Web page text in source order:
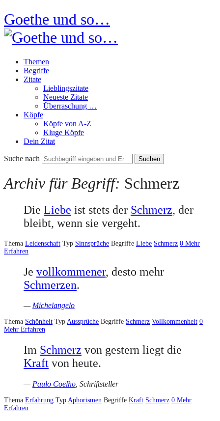
Goethe und so…
Themen
Begriffe
Zitate
Lieblingszitate
Neueste Zitate
Überraschung …
Köpfe
Köpfe von A-Z
Kluge Köpfe
Dein Zitat
Suche nach
Archiv für Begriff: Schmerz
Die Liebe ist stets der Schmerz, der
bleibt, wenn sie vergeht.
Thema Leidenschaft Typ Sinnsprüche Begriffe Liebe Schmerz 0 Mehr
Erfahren
Je vollkommener, desto mehr
Schmerzen.
—Michelangelo
Thema Schönheit Typ Aussprüche Begriffe Schmerz Vollkommenheit 0
Mehr Erfahren
Im Schmerz von gestern liegt die
Kraft von heute.
— Paulo Coelho , Schriftsteller
Thema Erfahrung Typ Aphorismen Begriffe Kraft Schmerz 0 Mehr
Erfahren